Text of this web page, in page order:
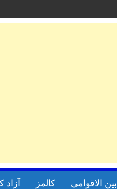
بین الاقوامی کالمز آزاد